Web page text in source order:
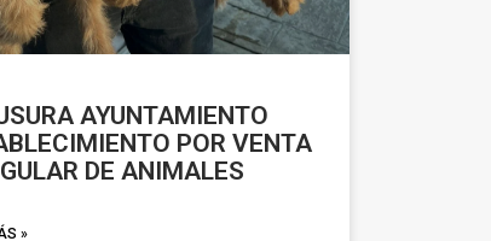
AYUNTAMIENTO
POR VENTA
DE ANIMALES
»